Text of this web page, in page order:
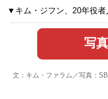
▼キム・ジフン、20年役者
写
文：キム・ファラム／写真：